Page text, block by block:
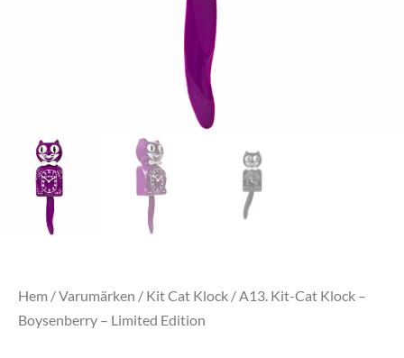
Hem /Varumärken / Kit Cat Klock / A13. Kit-Cat Klock –
Boysenberry – Limited Edition